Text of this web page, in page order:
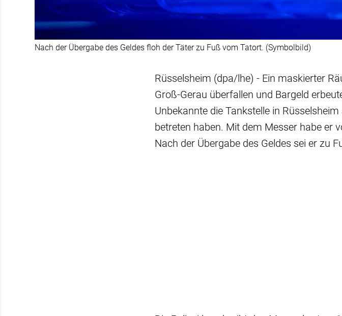
Nach der Übergabe des Geldes floh der Täter zu Fuß vom Tatort. (Symbolbild)
Rüsselsheim (dpa/lhe) - Ein maskierter
Groß-Gerau überfallen und Bargeld
Unbekannte die Tankstelle in
betreten haben. Mit dem Messer habe er
Nach der Übergabe des Geldes sei er zu